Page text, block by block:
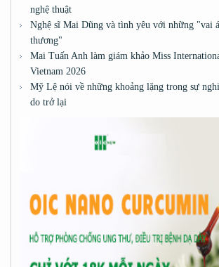
nghệ thuật
Nghệ sĩ Mai Dũng và tình yêu với những "vai
thương"
Mai Tuấn Anh làm giám khảo Miss
Vietnam 2026
Mỹ Lệ nói về những khoảng lặng trong sự
do trở lại